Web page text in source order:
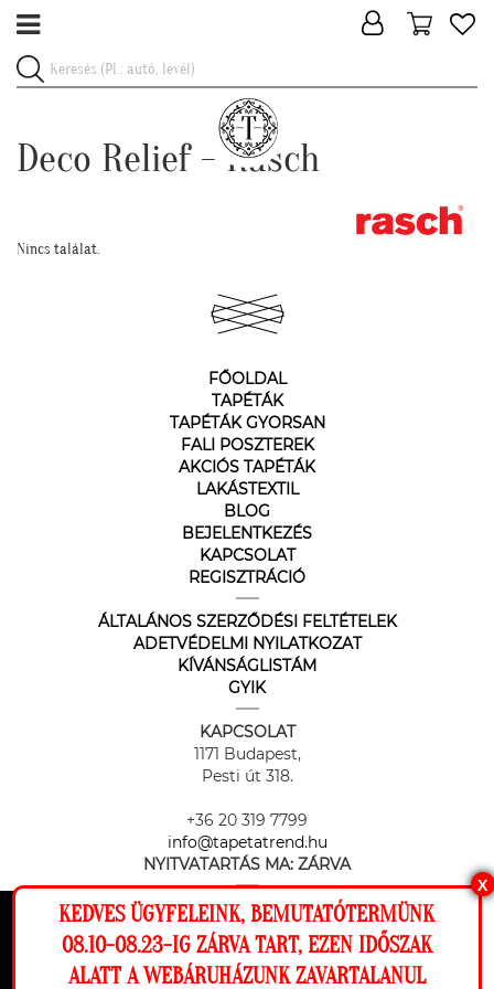
Ez a weboldal cookie-kat használ, hogy a
lehető legjobb élményt nyújtsa honlapunkon.
Deco Relief - Rasch
Nincs találat.
FŐOLDAL
TAPÉTÁK
TAPÉTÁK GYORSAN
FALI POSZTEREK
AKCIÓS TAPÉTÁK
LAKÁSTEXTIL
BLOG
BEJELENTKEZÉS
KAPCSOLAT
REGISZTRÁCIÓ
ÁLTALÁNOS SZERZŐDÉSI FELTÉTELEK
ADETVÉDELMI NYILATKOZAT
KÍVÁNSÁGLISTÁM
GYIK
KAPCSOLAT
1171 Budapest,
Pesti út 318.
+36 20 319 7799
info@tapetatrend.hu
NYITVATARTÁS MA: ZÁRVA
X
KEDVES ÜGYFELEINK, BEMUTATÓTERMÜNK
08.10-08.23-IG ZÁRVA TART, EZEN IDŐSZAK
ALATT A WEBÁRUHÁZUNK ZAVARTALANUL